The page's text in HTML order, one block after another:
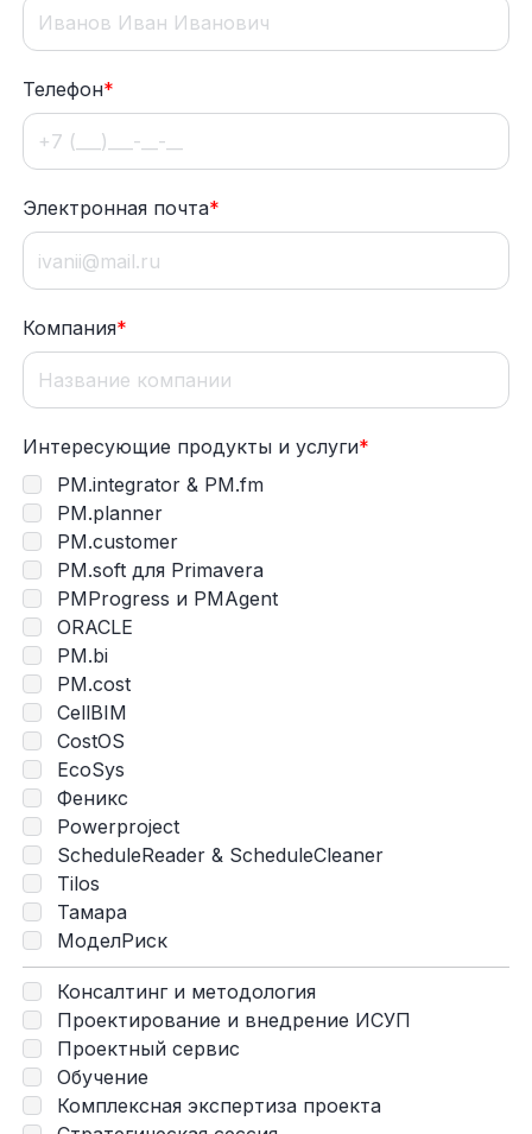
Телефон*
Электронная почта*
Компания*
Интересующие продукты и услуги*
PM.integrator & PM.fm
PM.planner
PM.customer
PM.soft для Primavera
PMProgress и PMAgent
ORACLE
PM.bi
PM.cost
CellBIM
CostOS
EcoSys
Феникс
Powerproject
ScheduleReader & ScheduleCleaner
Tilos
Тамара
МоделРиск
Консалтинг и методология
Проектирование и внедрение ИСУП
Проектный сервис
Обучение
Комплексная экспертиза проекта